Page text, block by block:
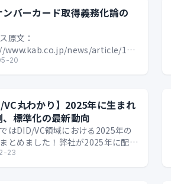
ンバーカード取得義務化論の
原文：
news/article/16575921
デジタル社会推進本部は、マイナ
ードの「罰則な…
20
VC丸わかり】2025年に生まれ
、標準化の最新動向
はDID/VC領域における2025年の
とめました！弊社が2025年に配信
記事をベースに一気にふり返って
。 国際標準化をめぐる動向…
23